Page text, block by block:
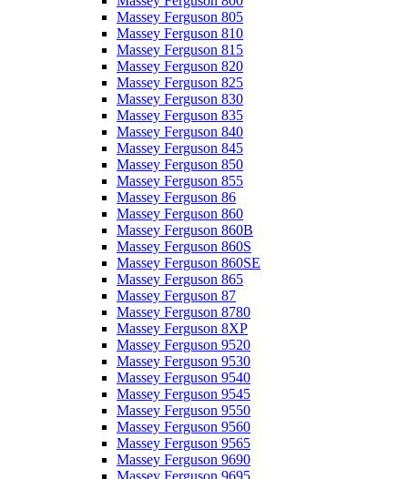
Massey Ferguson 805
Massey Ferguson 810
Massey Ferguson 815
Massey Ferguson 820
Massey Ferguson 825
Massey Ferguson 830
Massey Ferguson 835
Massey Ferguson 840
Massey Ferguson 845
Massey Ferguson 850
Massey Ferguson 855
Massey Ferguson 86
Massey Ferguson 860
Massey Ferguson 860B
Massey Ferguson 860S
Massey Ferguson 860SE
Massey Ferguson 865
Massey Ferguson 87
Massey Ferguson 8780
Massey Ferguson 8XP
Massey Ferguson 9520
Massey Ferguson 9530
Massey Ferguson 9540
Massey Ferguson 9545
Massey Ferguson 9550
Massey Ferguson 9560
Massey Ferguson 9565
Massey Ferguson 9690
Massey Ferguson 9695